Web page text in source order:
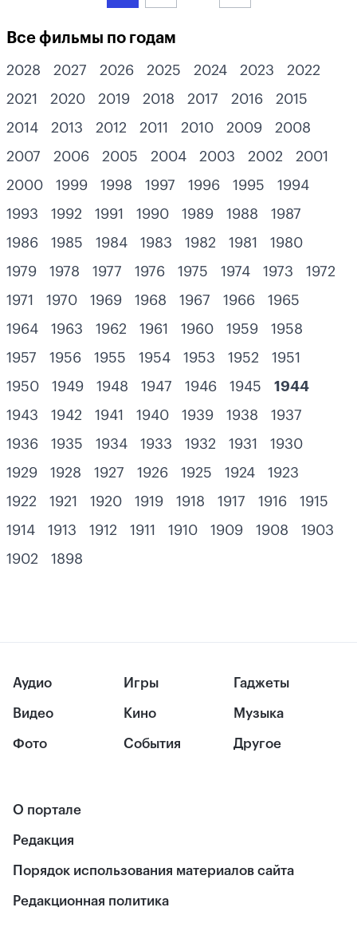
Все фильмы по годам
2028 2027 2026 2025 2024 2023
2022
2021
2020 2019 2018 2017 2016
2015
2014
2013 2012 2011 2010 2009
2008
2007
2006 2005 2004 2003 2002
2001
2000
1999 1998 1997 1996 1995
1994
1993
1992 1991 1990 1989 1988
1987
1986
1985 1984 1983 1982 1981
1980
1979
1978 1977 1976 1975 1974 1973
1972
1971
1970 1969 1968 1967 1966
1965
1964
1963 1962 1961 1960 1959
1958
1957
1956 1955 1954 1953 1952
1951
1950
1949 1948 1947 1946 1945
1944
1943
1942 1941 1940 1939 1938
1937
1936
1935 1934 1933 1932 1931
1930
1929
1928 1927 1926 1925 1924
1923
1922
1921 1920 1919 1918 1917 1916
1915
1914
1913 1912 1911 1910 1909 1908
1903
1902
1898
Аудио
Видео
Фото
Игры
Кино
События
Гаджеты
Музыка
Другое
О портале
Редакция
Порядок использования материалов сайта
Редакционная политика